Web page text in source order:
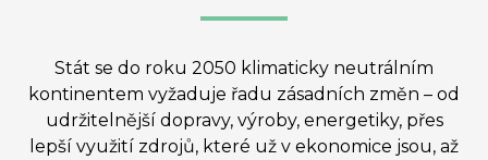
Stát se do roku 2050 klimaticky neutrálním
kontinentem vyžaduje řadu zásadních změn – od
udržitelnější dopravy, výroby, energetiky, přes
lepší využití zdrojů, které už v ekonomice jsou, až